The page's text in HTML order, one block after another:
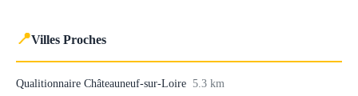
📍Villes Proches
Qualitionnaire Châteauneuf-sur-Loire 5.3 km